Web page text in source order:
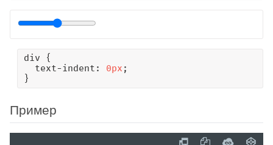
div {
  text-indent:
0px ;
}
Пример
list-style-position
margin
margin-block
margin-bottom
margin-inline